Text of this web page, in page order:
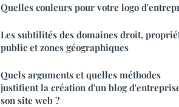
Quelles couleurs pour votre logo
Les subtilités des domaines droit,
public et zones géographiques
Quels arguments et quelles méthodes
justifient la création d'un blog
son site web ?